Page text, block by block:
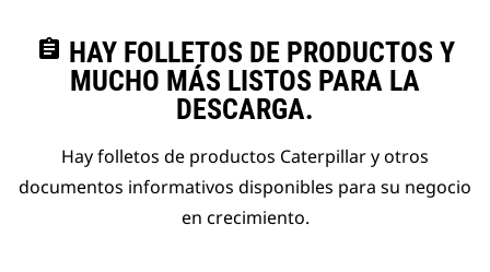
assignment HAY FOLLETOS DE PRODUCTOS Y
MUCHO MÁS LISTOS PARA LA
DESCARGA.
Hay folletos de productos Caterpillar y otros
documentos informativos disponibles para su negocio
en crecimiento.